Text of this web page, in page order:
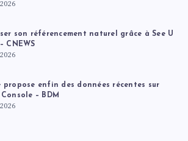
son référencement naturel grâce à See U
CNEWS
propose enfin des données récentes sur
– BDM